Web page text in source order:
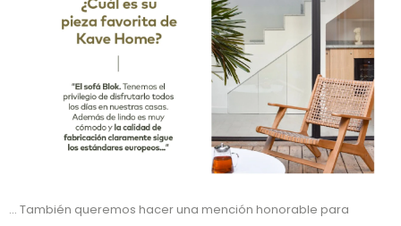
... También queremos hacer una mención honorable para